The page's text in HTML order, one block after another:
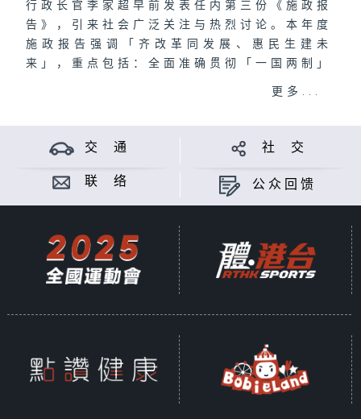
行政长官李家超早前发表任内第三份《施政报
告》，引来社会广泛关注与热烈讨论。本年度
施政报告强调「齐改革同发展、惠民生建未
来」，重点包括：全面准确贯彻「一国两制」
强化政府治理体系、巩固提升自身优势、发展
居、深化医疗体系改革、构建关爱共融社会。
全新一辑《盘点政策》由行政长官李家超揭开
序幕，亲自解说其《施政报告》的理念与执政
方针；及后亦邀请各司局长等官员，讲解政策
主持：黄永、杨文锐、陈淽菁
更多...
交 通 社 交
联 络 公众回馈